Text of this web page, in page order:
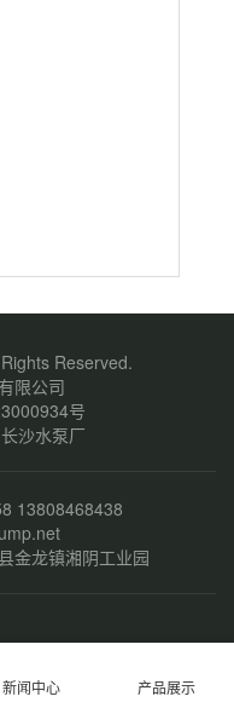
Reserved.
限公司
号
长沙水泵厂
13808468438
金龙镇湘阴工业园
新闻中心 产品展示